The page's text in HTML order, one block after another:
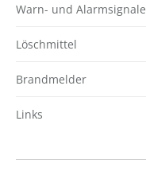
Warn- und Alarmsignale
Löschmittel
Brandmelder
Links